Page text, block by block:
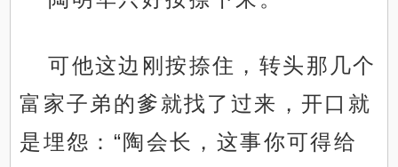
可他这边刚按捺住，转头那几个
富家子弟的爹就找了过来，开口就
是埋怨：“陶会长，这事你可得给